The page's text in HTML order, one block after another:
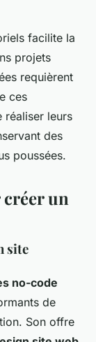
facilite la
projets
requièrent
ces
réaliser leurs
des
poussées.
un
site
no-code
de
Son offre